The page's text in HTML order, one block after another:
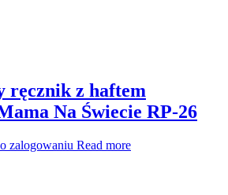
ręcznik z haftem
Na Świecie RP-26
zalogowaniu Read more